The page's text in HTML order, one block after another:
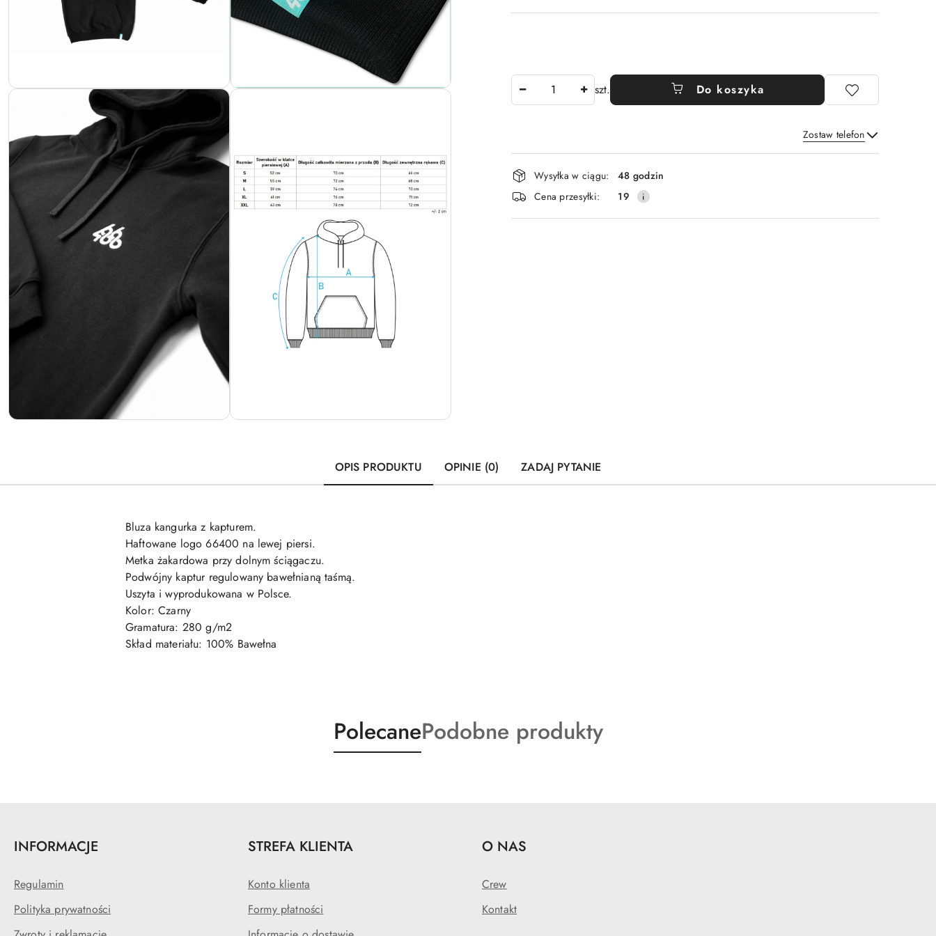
szt. Do koszyka
Zostaw telefon
Wyślij
Dostępność
i
dostawa
Wysyłka w ciągu:
48 godzin
Cena przesyłki:
19
OPIS PRODUKTU OPINIE (0) ZADAJ PYTANIE
Bluza kangurka z kapturem.
Haftowane logo 66400 na lewej piersi.
Metka żakardowa przy dolnym ściągaczu.
Podwójny kaptur regulowany bawełnianą taśmą.
Uszyta i wyprodukowana w Polsce.
Kolor: Czarny
Gramatura: 280 g/m2
Skład materiału: 100% Bawełna
Produkty
o
PolecaneProdukty
o
Podobne produkty
INFORMACJE
Regulamin
Polityka prywatności
STREFA KLIENTA
Konto klienta
Formy płatności
O NAS
Crew
Kontakt